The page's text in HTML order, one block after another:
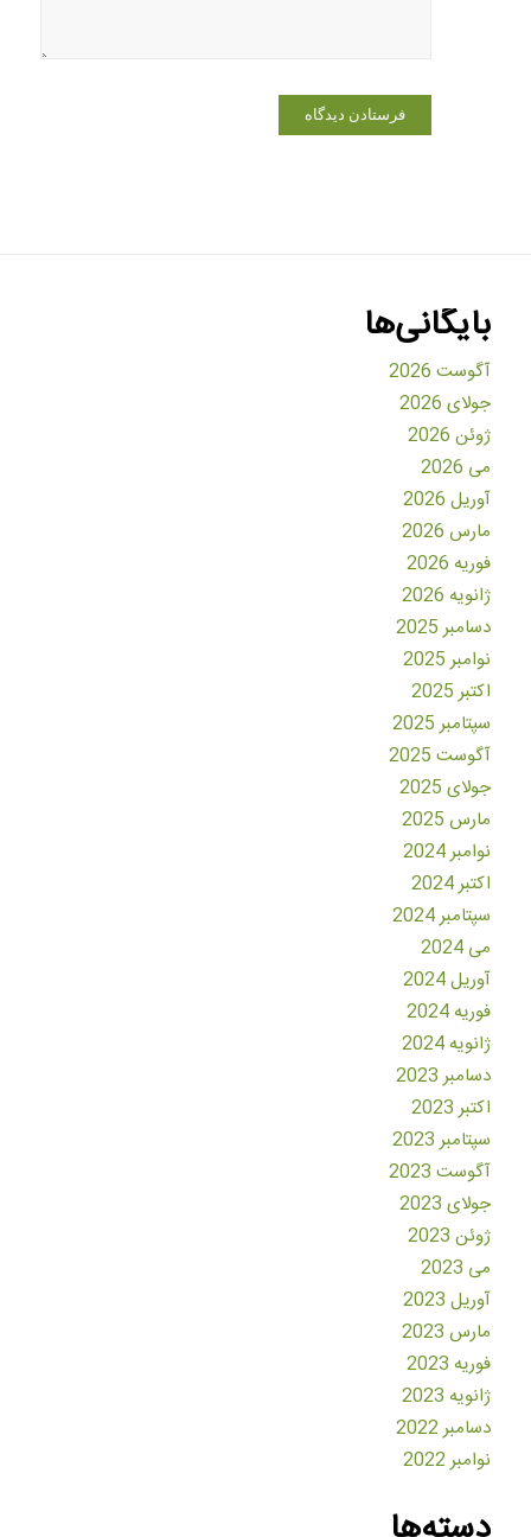
بایگانی‌ها
آگوست 2026
جولای 2026
ژوئن 2026
می 2026
آوریل 2026
مارس 2026
فوریه 2026
ژانویه 2026
دسامبر 2025
نوامبر 2025
اکتبر 2025
سپتامبر 2025
آگوست 2025
جولای 2025
مارس 2025
نوامبر 2024
اکتبر 2024
سپتامبر 2024
می 2024
آوریل 2024
فوریه 2024
ژانویه 2024
دسامبر 2023
اکتبر 2023
سپتامبر 2023
آگوست 2023
جولای 2023
ژوئن 2023
می 2023
آوریل 2023
مارس 2023
فوریه 2023
ژانویه 2023
دسامبر 2022
نوامبر 2022